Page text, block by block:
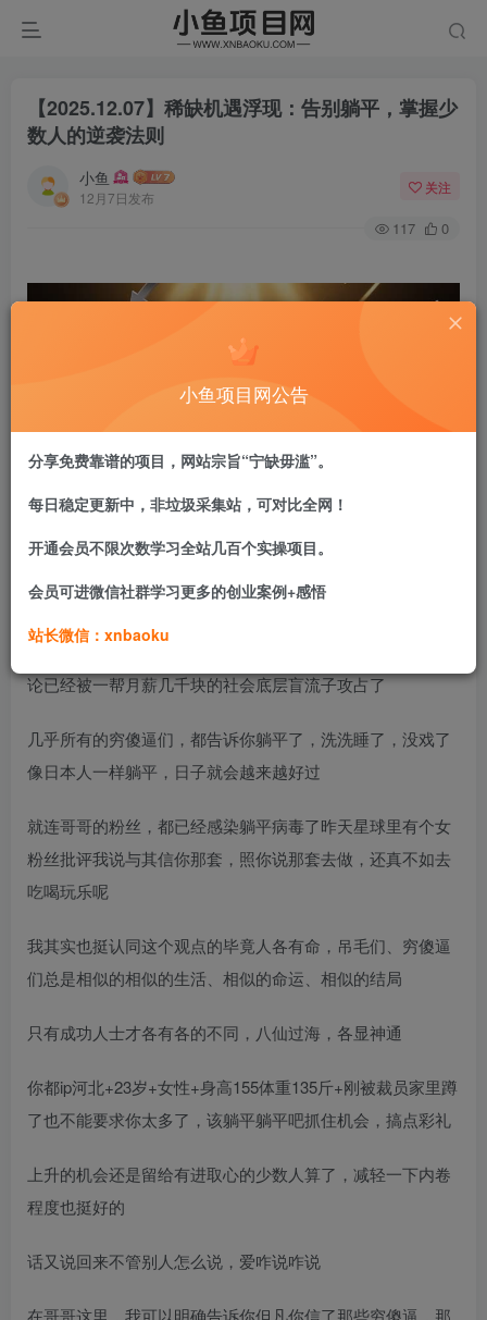
【2025.12.07】稀缺机遇浮现：告别躺平，掌握少
数人的逆袭法则
小鱼
12月7日发布
关注
117 0
缺钱了家人们两个月没营业了，收入断崖下跌所以简简单单
上来&#11093;&#65039;点，恢复一下营业
为什么起这个标题呢？因为现在网上穷傻逼太多了，网络舆
论已经被一帮月薪几千块的社会底层盲流子攻占了
几乎所有的穷傻逼们，都告诉你躺平了，洗洗睡了，没戏了
像日本人一样躺平，日子就会越来越好过
就连哥哥的粉丝，都已经感染躺平病毒了昨天星球里有个女
粉丝批评我说与其信你那套，照你说那套去做，还真不如去
吃喝玩乐呢
我其实也挺认同这个观点的毕竟人各有命，吊毛们、穷傻逼
们总是相似的相似的生活、相似的命运、相似的结局
只有成功人士才各有各的不同，八仙过海，各显神通
你都ip河北+23岁+女性+身高155体重135斤+刚被裁员家里蹲
了也不能要求你太多了，该躺平躺平吧抓住机会，搞点彩礼
上升的机会还是留给有进取心的少数人算了，减轻一下内卷
程度也挺好的
话又说回来不管别人怎么说，爱咋说咋说
在哥哥这里，我可以明确告诉你但凡你信了那些穷傻逼，那
小鱼项目网公告
分享免费靠谱的项目，网站宗旨“宁缺毋滥”。
每日稳定更新中，非垃圾采集站，可对比全网！
开通会员不限次数学习全站几百个实操项目。
会员可进微信社群学习更多的创业案例+感悟
站长微信：xnbaoku